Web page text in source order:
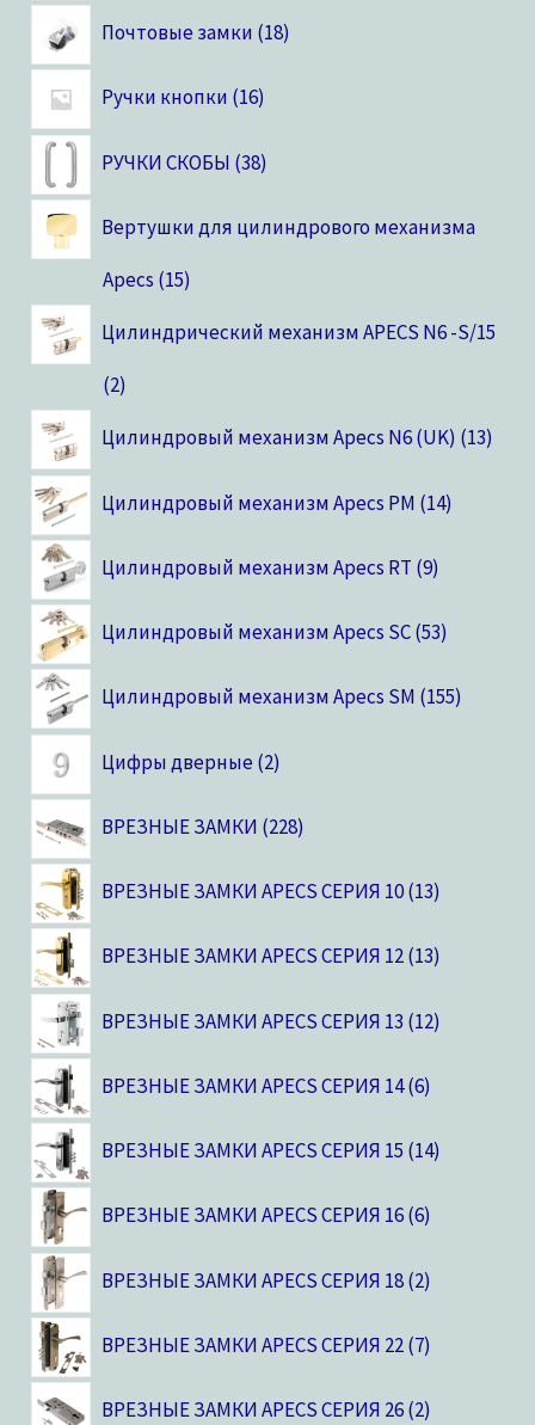
Почтовые замки 18
Ручки кнопки 16
РУЧКИ СКОБЫ 38
Вертушки для цилиндрового механизма
Apecs 15
Цилиндрический механизм APECS N6 -S/15
2
Цилиндровый механизм Apecs N6 (UK) 13
Цилиндровый механизм Apecs PM 14
Цилиндровый механизм Apecs RT 9
Цилиндровый механизм Apecs SC 53
Цилиндровый механизм Apecs SM 155
Цифры дверные 2
ВРЕЗНЫЕ ЗАМКИ 228
ВРЕЗНЫЕ ЗАМКИ APECS СЕРИЯ 10 13
ВРЕЗНЫЕ ЗАМКИ APECS СЕРИЯ 12 13
ВРЕЗНЫЕ ЗАМКИ APECS СЕРИЯ 13 12
ВРЕЗНЫЕ ЗАМКИ APECS СЕРИЯ 14 6
ВРЕЗНЫЕ ЗАМКИ APECS СЕРИЯ 15 14
ВРЕЗНЫЕ ЗАМКИ APECS СЕРИЯ 16 6
ВРЕЗНЫЕ ЗАМКИ APECS СЕРИЯ 18 2
ВРЕЗНЫЕ ЗАМКИ APECS СЕРИЯ 22 7
ВРЕЗНЫЕ ЗАМКИ APECS СЕРИЯ 26 2